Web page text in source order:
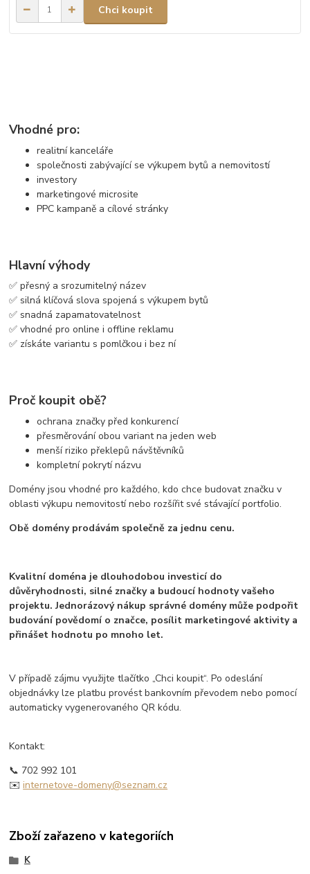
Chci koupit
Vhodné pro:
realitní kanceláře
společnosti zabývající se výkupem bytů a nemovitostí
investory
marketingové microsite
PPC kampaně a cílové stránky
Hlavní výhody
✅ přesný a srozumitelný název
✅ silná klíčová slova spojená s výkupem bytů
✅ snadná zapamatovatelnost
✅ vhodné pro online i offline reklamu
✅ získáte variantu s pomlčkou i bez ní
Proč koupit obě?
ochrana značky před konkurencí
přesměrování obou variant na jeden web
menší riziko překlepů návštěvníků
kompletní pokrytí názvu
Domény jsou vhodné pro každého, kdo chce budovat značku v
oblasti výkupu nemovitostí nebo rozšířit své stávající portfolio.
Obě domény prodávám společně za jednu cenu.
Kvalitní doména je dlouhodobou investicí do
důvěryhodnosti, silné značky a budoucí hodnoty vašeho
projektu. Jednorázový nákup správné domény může podpořit
budování povědomí o značce, posílit marketingové aktivity a
přinášet hodnotu po mnoho let.
V případě zájmu využijte tlačítko „Chci koupit“. Po odeslání
objednávky lze platbu provést bankovním převodem nebo pomocí
automaticky vygenerovaného QR kódu.
Kontakt:
📞 702 992 101
✉️internetove-domeny@seznam.cz
Zboží zařazeno v kategoriích
K